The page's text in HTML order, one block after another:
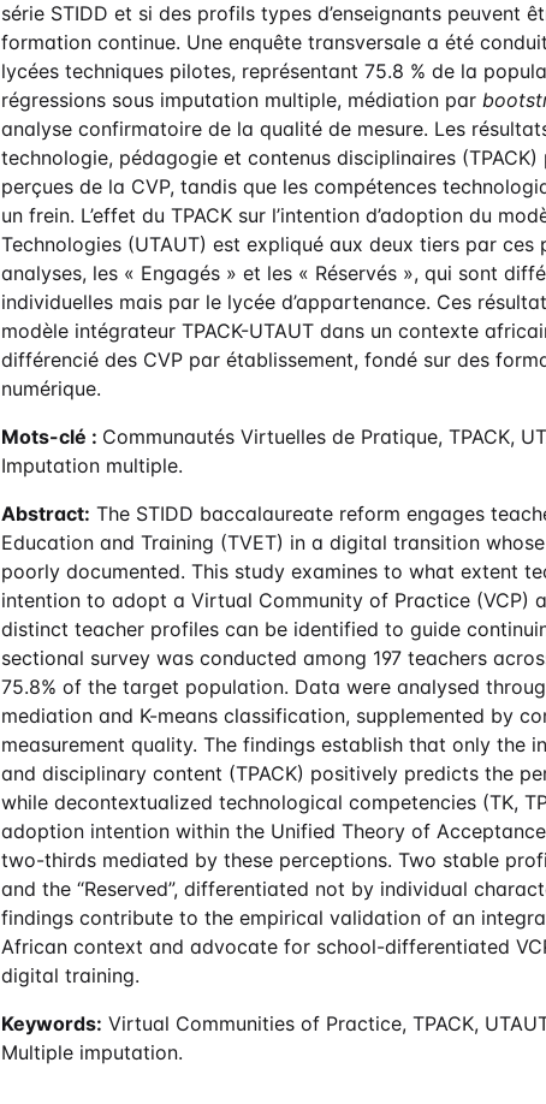
série STIDD et si des profils types d’enseignants peuvent
formation continue. Une enquête transversale a été
lycées techniques pilotes, représentant 75.8 % de la
régressions sous imputation multiple, médiation par
analyse confirmatoire de la qualité de mesure. Les
technologie, pédagogie et contenus disciplinaires
perçues de la CVP, tandis que les compétences
un frein. L’effet du TPACK sur l’intention d’adoption du
Technologies (UTAUT) est expliqué aux deux tiers par
analyses, les « Engagés » et les « Réservés », qui sont
individuelles mais par le lycée d’appartenance. Ces
modèle intégrateur TPACK-UTAUT dans un contexte
différencié des CVP par établissement, fondé sur des
numérique.
Mots-clé : Communautés Virtuelles de Pratique, TPACK,
Imputation multiple.
Abstract: The STIDD baccalaureate reform engages
Education and Training (TVET) in a digital transition
poorly documented. This study examines to what extent
intention to adopt a Virtual Community of Practice (VCP)
distinct teacher profiles can be identified to guide
sectional survey was conducted among 197 teachers
75.8% of the target population. Data were analysed
mediation and K-means classification, supplemented by
measurement quality. The findings establish that only the
and disciplinary content (TPACK) positively predicts the
while decontextualized technological competencies (TK,
adoption intention within the Unified Theory of
two-thirds mediated by these perceptions. Two stable
and the “Reserved”, differentiated not by individual
findings contribute to the empirical validation of an
African context and advocate for school-differentiated
digital training.
Keywords: Virtual Communities of Practice, TPACK,
Multiple imputation.